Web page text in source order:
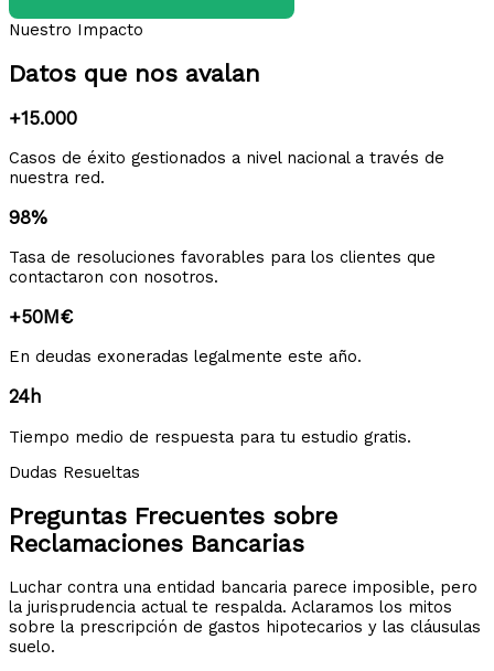
Nuestro Impacto
Datos que nos avalan
+15.000
Casos de éxito gestionados a nivel nacional a través de
nuestra red.
98%
Tasa de resoluciones favorables para los clientes que
contactaron con nosotros.
+50M€
En deudas exoneradas legalmente este año.
24h
Tiempo medio de respuesta para tu estudio gratis.
Dudas Resueltas
Preguntas Frecuentes sobre
Reclamaciones Bancarias
Luchar contra una entidad bancaria parece imposible, pero
la jurisprudencia actual te respalda. Aclaramos los mitos
sobre la prescripción de gastos hipotecarios y las cláusulas
suelo.